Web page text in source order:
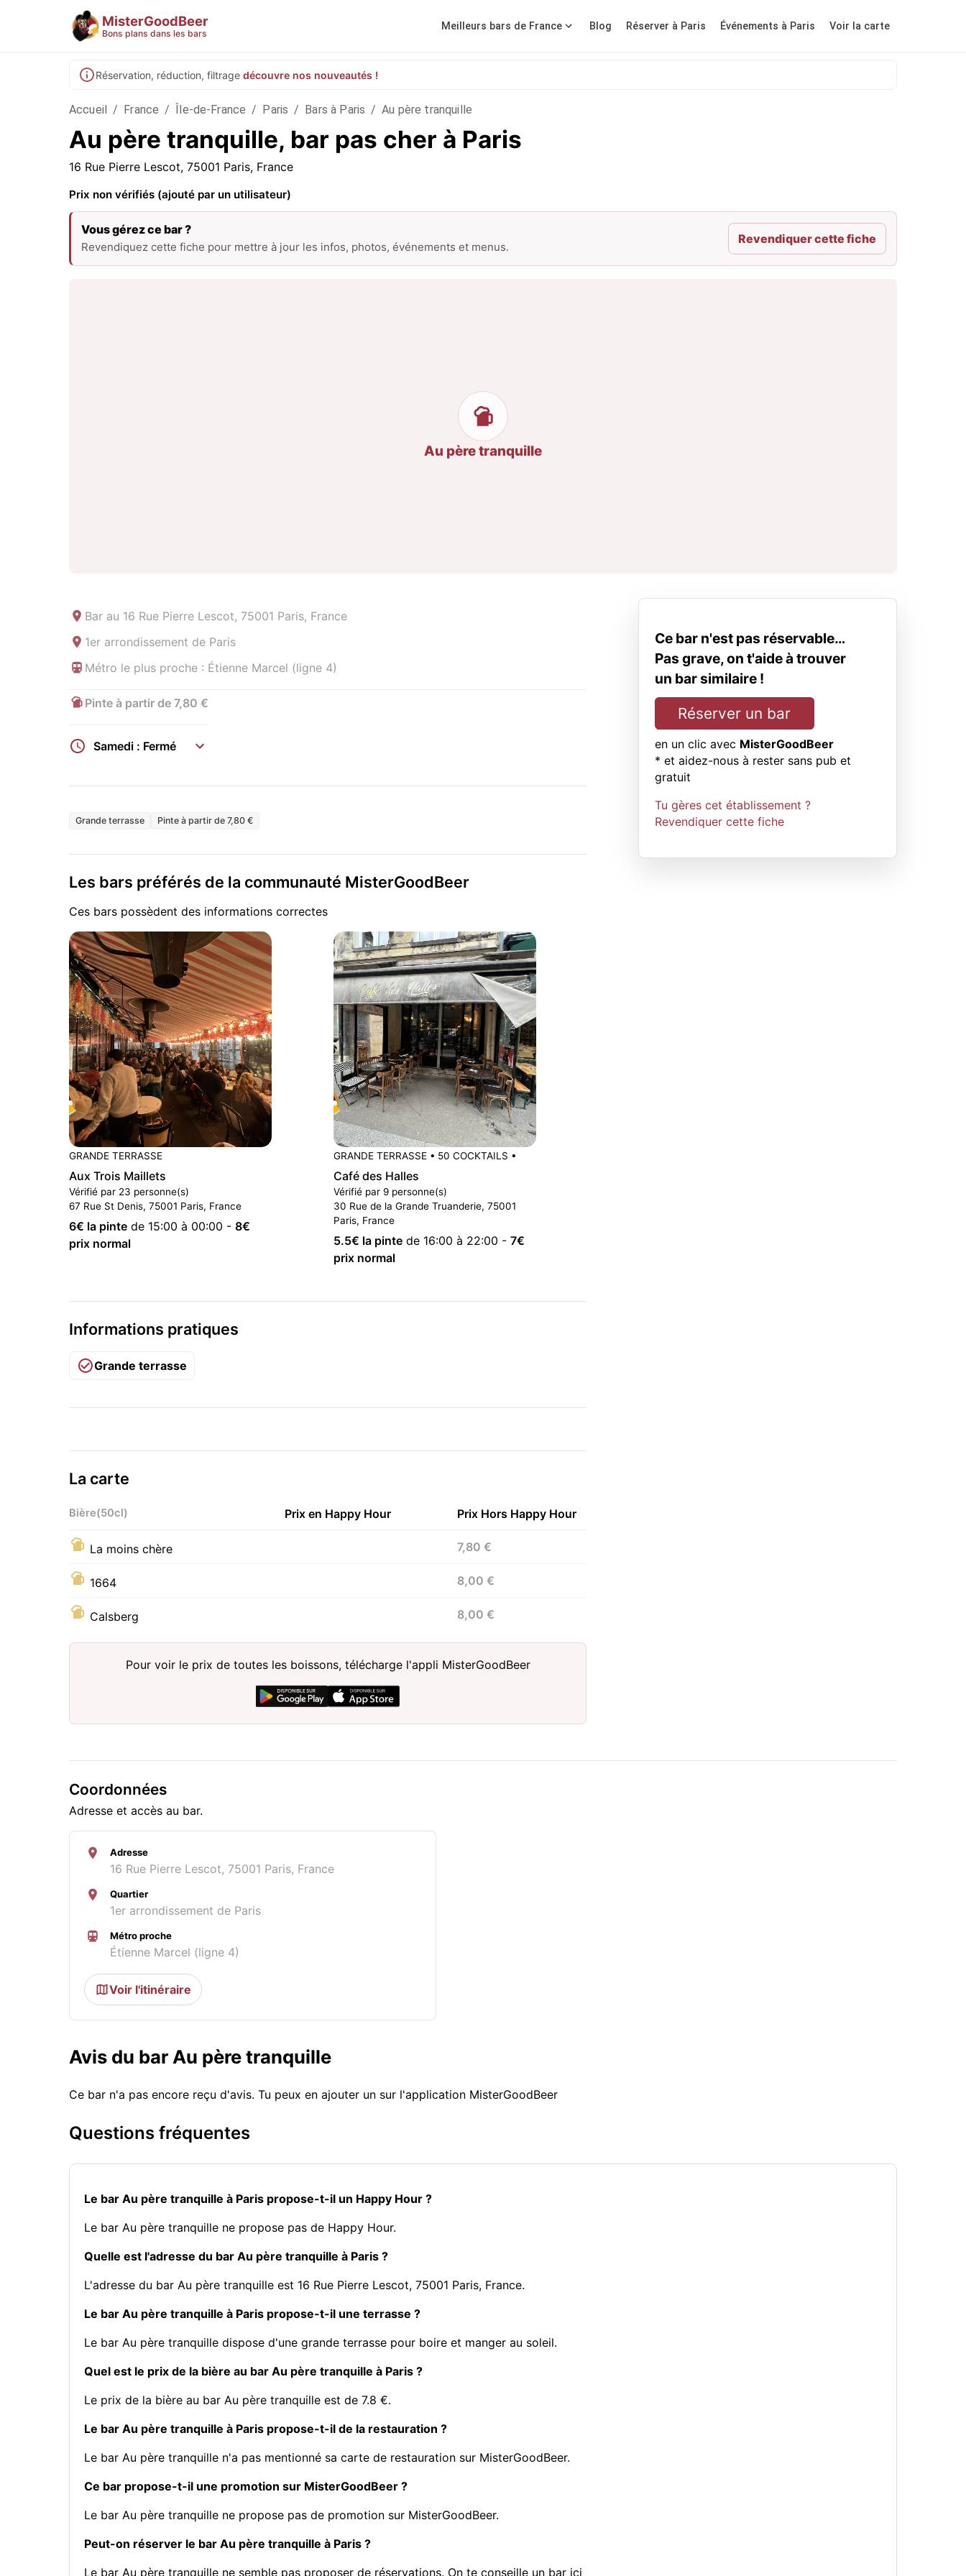
MisterGoodBeer
Bons plans dans les bars
Meilleurs bars de France Blog Réserver à Paris Événements à Paris Voir la carte
Réservation, réduction, filtrage découvre nos nouveautés !
Accueil / France / Île-de-France / Paris / Bars à Paris / Au père tranquille
Au père tranquille, bar pas cher à Paris
16 Rue Pierre Lescot, 75001 Paris, France
Prix non vérifiés (ajouté par un utilisateur)
Vous gérez ce bar ?
Revendiquez cette fiche pour mettre à jour les infos, photos, événements et menus.
Revendiquer cette fiche
Au père tranquille
Bar au 16 Rue Pierre Lescot, 75001 Paris, France
1er arrondissement de Paris
Métro le plus proche : Étienne Marcel (ligne 4)
Pinte à partir de 7,80 €
Samedi : Fermé
Grande terrasse Pinte à partir de 7,80 €
Les bars préférés de la communauté MisterGoodBeer
Ces bars possèdent des informations correctes
GRANDE TERRASSE
Aux Trois Maillets
Vérifié par 23 personne(s)
67 Rue St Denis, 75001 Paris, France
6€ la pinte de 15:00 à 00:00 - 8€
prix normal
GRANDE TERRASSE • 50 COCKTAILS •
Café des Halles
Vérifié par 9 personne(s)
30 Rue de la Grande Truanderie, 75001
Paris, France
5.5€ la pinte de 16:00 à 22:00 - 7€
prix normal
Informations pratiques
Grande terrasse
La carte
Bière(50cl) Prix en Happy Hour Prix Hors Happy Hour
La moins chère 7,80 €
1664 8,00 €
Calsberg 8,00 €
Pour voir le prix de toutes les boissons, télécharge l'appli MisterGoodBeer
Ce bar n'est pas réservable…
Pas grave, on t'aide à trouver
un bar similaire !
Réserver un bar
en un clic avec MisterGoodBeer
* et aidez-nous à rester sans pub et
gratuit
Tu gères cet établissement ?
Revendiquer cette fiche
Coordonnées
Adresse et accès au bar.
Adresse
16 Rue Pierre Lescot, 75001 Paris, France
Quartier
1er arrondissement de Paris
Métro proche
Étienne Marcel (ligne 4)
Voir l'itinéraire
Avis du bar Au père tranquille
Ce bar n'a pas encore reçu d'avis. Tu peux en ajouter un sur l'application MisterGoodBeer
Questions fréquentes
Le bar Au père tranquille à Paris propose-t-il un Happy Hour ?
Le bar Au père tranquille ne propose pas de Happy Hour.
Quelle est l'adresse du bar Au père tranquille à Paris ?
L'adresse du bar Au père tranquille est 16 Rue Pierre Lescot, 75001 Paris, France.
Le bar Au père tranquille à Paris propose-t-il une terrasse ?
Le bar Au père tranquille dispose d'une grande terrasse pour boire et manger au soleil.
Quel est le prix de la bière au bar Au père tranquille à Paris ?
Le prix de la bière au bar Au père tranquille est de 7.8 €.
Le bar Au père tranquille à Paris propose-t-il de la restauration ?
Le bar Au père tranquille n'a pas mentionné sa carte de restauration sur MisterGoodBeer.
Ce bar propose-t-il une promotion sur MisterGoodBeer ?
Le bar Au père tranquille ne propose pas de promotion sur MisterGoodBeer.
Peut-on réserver le bar Au père tranquille à Paris ?
Le bar Au père tranquille ne semble pas proposer de réservations. On te conseille un bar ici